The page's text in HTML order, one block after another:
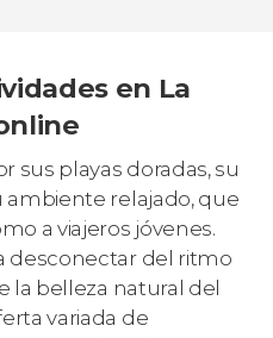
en La
sus playas doradas, su
ambiente relajado, que
a viajeros jóvenes.
desconectar del ritmo
la belleza natural del
variada de